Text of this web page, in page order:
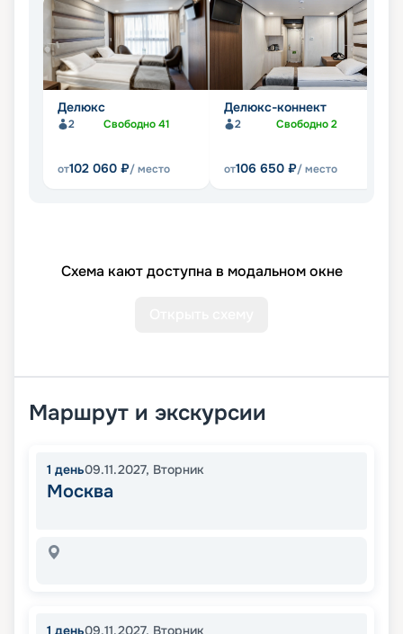
Делюкс
2 Свободно41
от102 060 ₽/ место
Делюкс-коннект
2 Свободно2
от106 650 ₽/ место
Схема кают доступна в модальном окне
Маршрут и экскурсии
1 день09.11.2027, Вторник
Москва
1 день09.11.2027, Вторник